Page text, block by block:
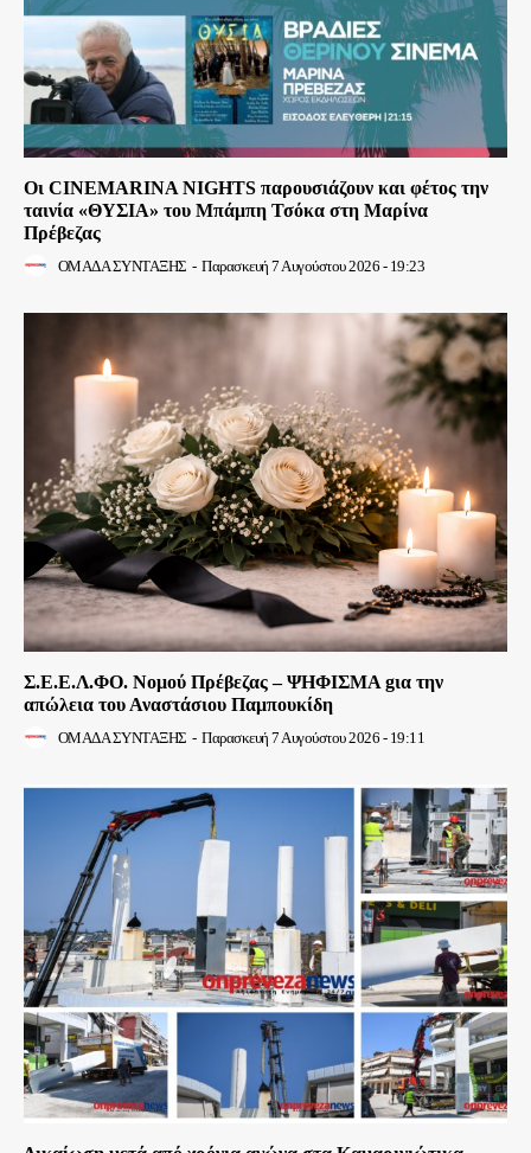
Οι CINEMARINA NIGHTS παρουσιάζουν και φέτος την
ταινία «ΘΥΣΙΑ» του Μπάμπη Τσόκα στη Μαρίνα
Πρέβεζας
ΟΜΑΔΑ ΣΥΝΤΑΞΗΣ - Παρασκευή 7 Αυγούστου 2026 - 19:23
Σ.Ε.Ε.Λ.ΦΟ. Νομού Πρέβεζας – ΨΗΦΙΣΜΑ gια την
απώλεια του Αναστάσιου Παμπουκίδη
ΟΜΑΔΑ ΣΥΝΤΑΞΗΣ - Παρασκευή 7 Αυγούστου 2026 - 19:11